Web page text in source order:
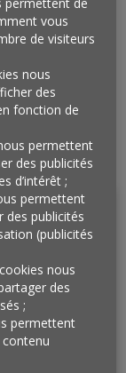
vous
de visiteurs
nous
des
fonction de
permettent
des publicités
d’intérêt ;
permettent
des publicités
(publicités
nous
des
;
permettent